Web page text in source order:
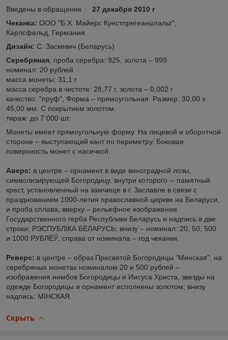
Введены в обращение : 27 декабря 2010 г
Чеканка: ООО "Б.Х. Майерс Кунстпрегеанштальт",
Карлсфельд, Германия
Дизайн: С. Заскевич (Беларусь)
Серебряная , проба серебра: 925, золота – 999
номинал: 20 рублей
масса монеты: 31,1 г
масса серебра в чистоте: 28,77 г, золота – 0,002 г
качество: "пруф", Форма – прямоугольная. Размер: 30,00 х
45,00 мм. С покрытием золотом.
тираж: до 7 000 шт.
Монеты имеет прямоугольную форму. На лицевой и оборотной
стороне – выступающий кант по периметру. Боковая
поверхность монет с насечкой.
Аверс: в центре – орнамент в виде виноградной лозы,
символизирующей Богородицу, внутри которого -- памятный
крест, установленный на замчище в г. Заславле в связи с
празднованием 1000-летия православной церкви на Беларуси,
и проба сплава; вверху – рельефное изображение
Государственного герба Республики Беларусь и надпись в две
строки: РЭСПУБЛІКА БЕЛАРУСЬ; внизу – номинал: 20, 50, 500
и 1000 РУБЛЁЎ, справа от номинала – год чеканки.
Реверс: в центре – образ Пресвятой Богородицы "Минская"; на
серебряных монетах номиналом 20 и 500 рублей –
изображения нимбов Богородицы и Иисуса Христа, звезды на
одежде Богородицы и орнамент исполнены золотом; внизу
надпись: МІНСКАЯ.
Скрыть